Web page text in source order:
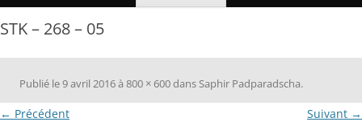
STK – 268 – 05
Publié le9 avril 2016à800 × 600dans Saphir Padparadscha.
← Précédent Suivant →